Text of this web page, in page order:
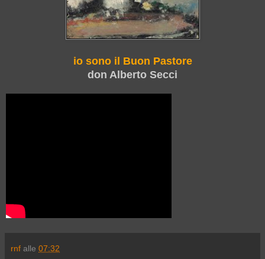
io sono il Buon Pastore
don Alberto Secci
rnf alle 07:32